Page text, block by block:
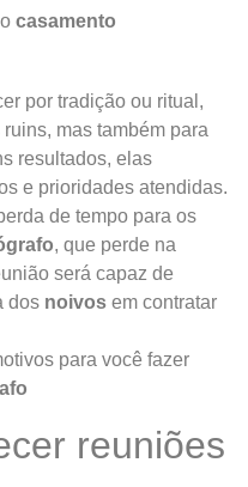
casamento
por tradição ou ritual,
mas também para
resultados, elas
e prioridades atendidas.
de tempo para os
, que perde na
será capaz de
dos noivos em contratar
para você fazer
reuniões